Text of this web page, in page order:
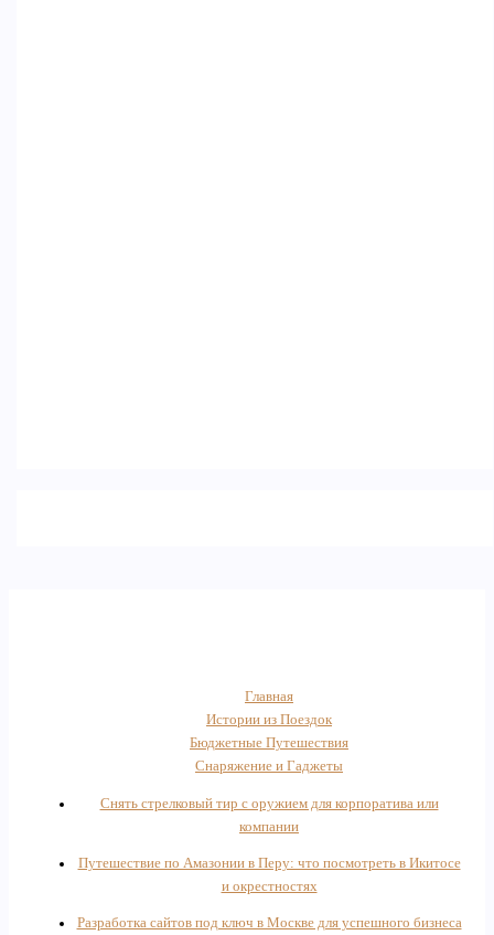
Главная
Истории из Поездок
Бюджетные Путешествия
Снаряжение и Гаджеты
Снять стрелковый тир с оружием для корпоратива или
компании
Путешествие по Амазонии в Перу: что посмотреть в Икитосе
и окрестностях
Разработка сайтов под ключ в Москве для успешного бизнеса